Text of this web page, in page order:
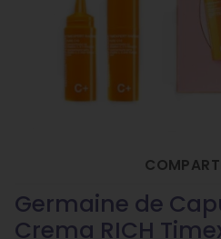
Germaine de
Crema RICH